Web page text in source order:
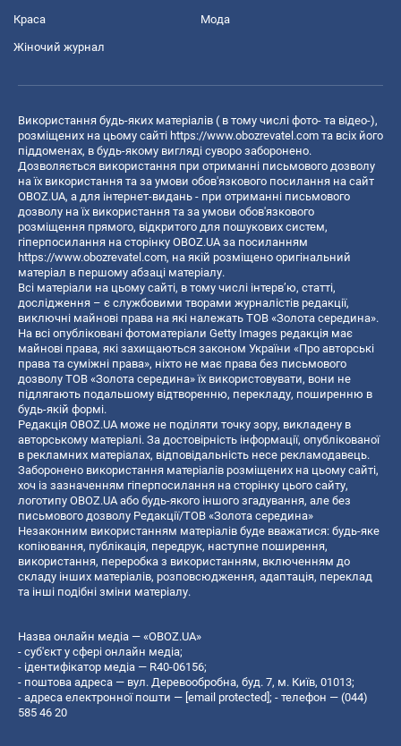
Краса Мода
Жіночий журнал
Використання будь-яких матеріалів ( в тому числі фото- та відео-),
розміщених на цьому сайті https://www.obozrevatel.com та всіх його
піддоменах, в будь-якому вигляді суворо заборонено.
Дозволяється використання при отриманні письмового дозволу
на їх використання та за умови обов'язкового посилання на сайт
OBOZ.UA, а для інтернет-видань - при отриманні письмового
дозволу на їх використання та за умови обов'язкового
розміщення прямого, відкритого для пошукових систем,
гіперпосилання на сторінку OBOZ.UA за посиланням
https://www.obozrevatel.com, на якій розміщено оригінальний
матеріал в першому абзаці матеріалу.
Всі матеріали на цьому сайті, в тому числі інтерв’ю, статті,
дослідження – є службовими творами журналістів редакції,
виключні майнові права на які належать ТОВ «Золота середина».
На всі опубліковані фотоматеріали Getty Images редакція має
майнові права, які захищаються законом України «Про авторські
права та суміжні права», ніхто не має права без письмового
дозволу ТОВ «Золота середина» їх використовувати, вони не
підлягають подальшому відтворенню, перекладу, поширенню в
будь-якій формі.
Редакція OBOZ.UA може не поділяти точку зору, викладену в
авторському матеріалі. За достовірність інформації, опублікованої
в рекламних матеріалах, відповідальність несе рекламодавець.
Заборонено використання матеріалів розміщених на цьому сайті,
хоч із зазначенням гіперпосилання на сторінку цього сайту,
логотипу OBOZ.UA або будь-якого іншого згадування, але без
письмового дозволу Редакції/ТОВ «Золота середина»
Незаконним використанням матеріалів буде вважатися: будь-яке
копiювання, публiкацiя, передрук, наступне поширення,
використання, переробка з використанням, включенням до
складу інших матеріалів, розповсюдження, адаптація, переклад
та інші подібні зміни матеріалу.
Назва онлайн медіа — «OBOZ.UA»
- суб'єкт у сфері онлайн медіа;
- ідентифікатор медіа — R40-06156;
- поштова адреса — вул. Деревообробна, буд. 7, м. Київ, 01013;
- адреса електронної пошти — [email protected] ; - телефон — (044)
585 46 20